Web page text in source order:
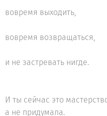
вовремя выходить,
вовремя возвращаться,
и не застревать нигде.
И ты сейчас это
а не придумала.